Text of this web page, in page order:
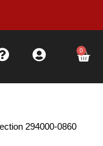
0
294000-0860